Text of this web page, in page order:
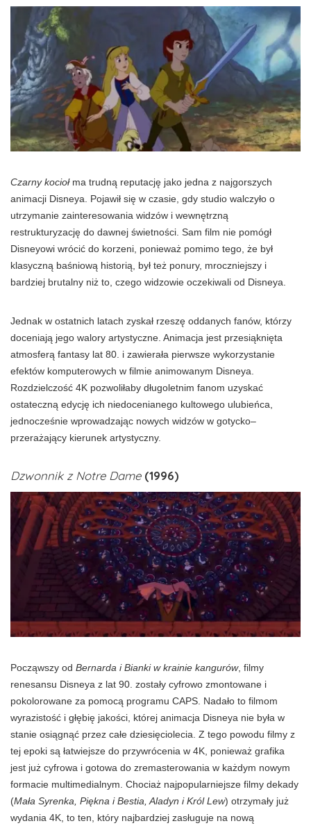
Czarny kociołma trudną reputację jako jedna z najgorszych
animacji Disneya. Pojawił się w czasie, gdy studio walczyło o
utrzymanie zainteresowania widzów i wewnętrzną
restrukturyzację do dawnej świetności. Sam film nie pomógł
Disneyowi wrócić do korzeni, ponieważ pomimo tego, że był
klasyczną baśniową historią, był też ponury, mroczniejszy i
bardziej brutalny niż to, czego widzowie oczekiwali od Disneya.
Jednak w ostatnich latach zyskał rzeszę oddanych fanów, którzy
doceniają jego walory artystyczne. Animacja jest przesiąknięta
atmosferą fantasy lat 80. i zawierała pierwsze wykorzystanie
efektów komputerowych w filmie animowanym Disneya.
Rozdzielczość 4K pozwoliłaby długoletnim fanom uzyskać
ostateczną edycję ich niedocenianego kultowego ulubieńca,
jednocześnie wprowadzając nowych widzów w gotycko–
przerażający kierunek artystyczny.
Dzwonnik z Notre Dame(1996)
Począwszy od Bernarda i Bianki w krainie kangurów, filmy
renesansu Disneya z lat 90. zostały cyfrowo zmontowane i
pokolorowane za pomocą programu CAPS. Nadało to filmom
wyrazistość i głębię jakości, której animacja Disneya nie była w
stanie osiągnąć przez całe dziesięciolecia. Z tego powodu filmy z
tej epoki są łatwiejsze do przywrócenia w 4K, ponieważ grafika
jest już cyfrowa i gotowa do zremasterowania w każdym nowym
formacie multimedialnym. Chociaż najpopularniejsze filmy dekady
(Mała Syrenka, Piękna i Bestia, Aladyn i Król Lew) otrzymały już
wydania 4K, to ten, który najbardziej zasługuje na nową